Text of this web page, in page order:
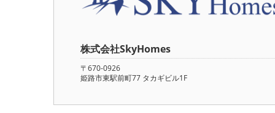
株式会社SkyHomes
〒670-0926
姫路市東駅前町77 タカギビル1F